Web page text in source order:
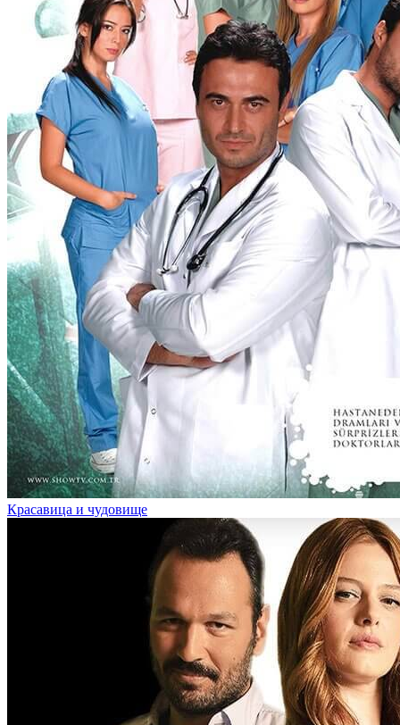
Красавица и чудовище